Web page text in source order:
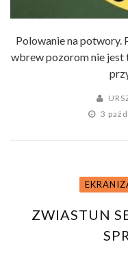
Polowanie na
wbrew pozorom nie jest
3
ZWIASTUN